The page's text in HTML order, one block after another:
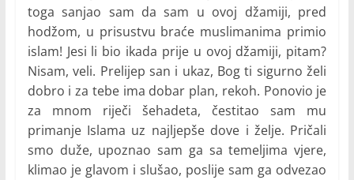
toga sanjao sam da sam u ovoj džamiji, pred
hodžom, u prisustvu braće muslimanima primio
islam! Jesi li bio ikada prije u ovoj džamiji, pitam?
Nisam, veli. Prelijep san i ukaz, Bog ti sigurno želi
dobro i za tebe ima dobar plan, rekoh. Ponovio je
za mnom riječi šehadeta, čestitao sam mu
primanje Islama uz najljepše dove i želje. Pričali
smo duže, upoznao sam ga sa temeljima vjere,
klimao je glavom i slušao, poslije sam ga odvezao